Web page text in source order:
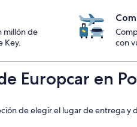
millón de
Key.
con
Europcar en
de elegir el lugar de entrega y